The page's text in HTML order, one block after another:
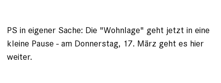
PS in eigener Sache: Die "Wohnlage" geht jetzt in eine
kleine Pause - am Donnerstag, 17. März geht es hier
weiter.